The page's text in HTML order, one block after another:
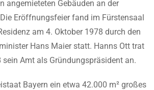
angemieteten Gebäuden an der
Eröffnungsfeier fand im Fürstensaal
am 4. Oktober 1978 durch den
Hans Maier statt. Hanns Ott trat
sein Amt als Gründungspräsident an.
Bayern ein etwa 42.000 m² großes